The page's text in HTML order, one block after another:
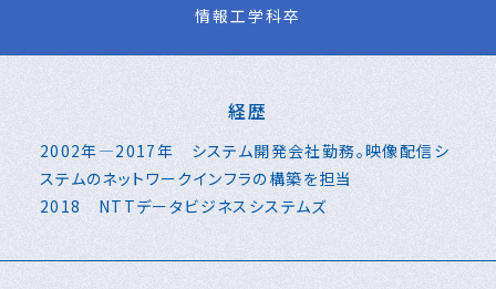
情報工学科卒
経歴
2002年―2017年 システム開発会社勤務。映像配信シ
ステムのネットワークインフラの構築を担当
2018 NTTデータビジネスシステムズ